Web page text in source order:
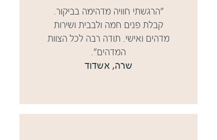
"הרגשתי חוויה מדהימה בביקור.
קבלת פנים חמה ולבבית ושירות
מדהים ואישי. תודה רבה לכל הצוות
המדהים".
שרה, אשדוד